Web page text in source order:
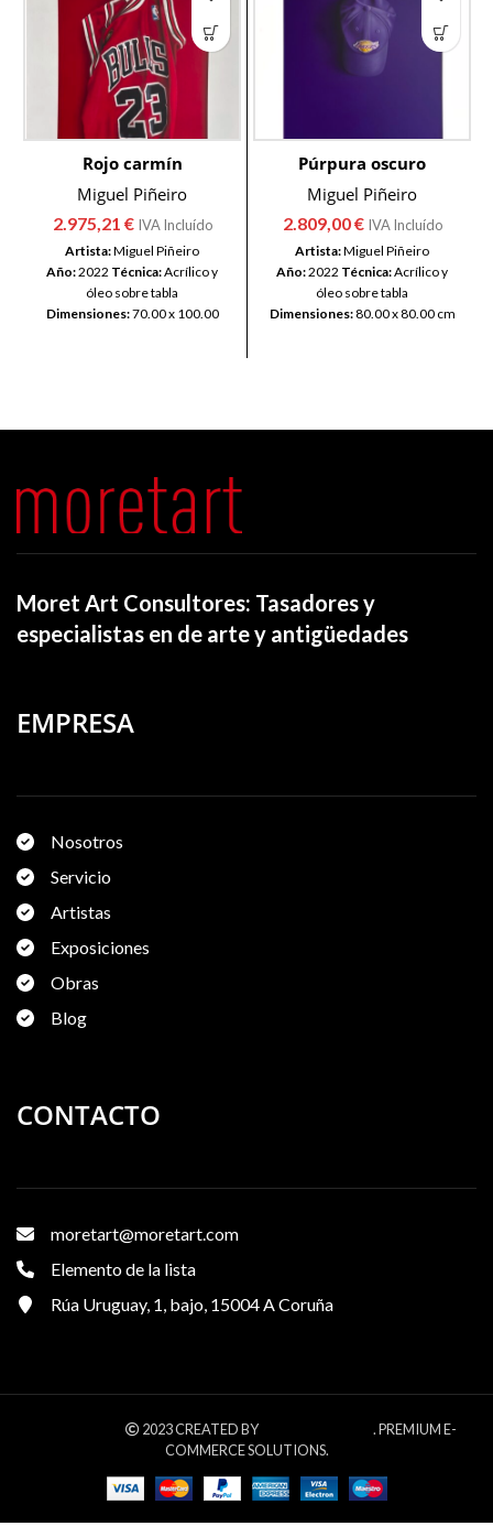
Rojo carmín
Miguel Piñeiro
2.975,21 € IVA Incluído
Artista:Miguel Piñeiro
Año:2022 Técnica:Acrílico y
óleo sobre tabla
Dimensiones:70.00 x 100.00
Púrpura oscuro
Miguel Piñeiro
2.809,00€ IVA Incluído
Artista:Miguel Piñeiro
Año:2022 Técnica:Acrílico y
óleo sobre tabla
Dimensiones:80.00 x 80.00 cm
Moret Art Consultores: Tasadores y
especialistas en de arte y antigüedades
EMPRESA
Nosotros
Servicio
Artistas
Exposiciones
Obras
Blog
CONTACTO
moretart@moretart.com
Elemento de la lista
Rúa Uruguay, 1, bajo, 15004 A Coruña
2023 CREATED BY
. PREMIUM E-
COMMERCE SOLUTIONS.